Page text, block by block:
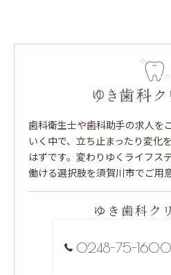
歯科衛生士や歯科助手の求人を
いく中で、立ち止まったり変化
はずです。変わりゆくライフス
働ける選択肢を須賀川市でご用
ゆき歯科ク
福島県須賀川市
0248-75-1600